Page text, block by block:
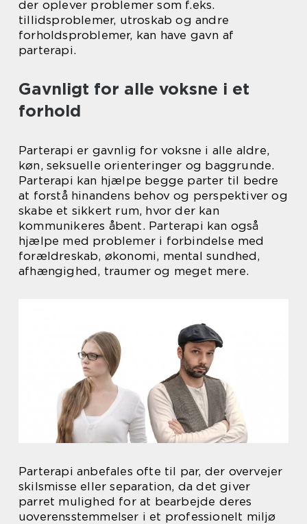
der oplever problemer som f.eks.
tillidsproblemer, utroskab og andre
forholdsproblemer, kan have gavn af
parterapi.
Gavnligt for alle voksne i et
forhold
Parterapi er gavnlig for voksne i alle aldre,
køn, seksuelle orienteringer og baggrunde.
Parterapi kan hjælpe begge parter til bedre
at forstå hinandens behov og perspektiver og
skabe et sikkert rum, hvor der kan
kommunikeres åbent. Parterapi kan også
hjælpe med problemer i forbindelse med
forældreskab, økonomi, mental sundhed,
afhængighed, traumer og meget mere.
Parterapi anbefales ofte til par, der overvejer
skilsmisse eller separation, da det giver
parret mulighed for at bearbejde deres
uoverensstemmelser i et professionelt miljø